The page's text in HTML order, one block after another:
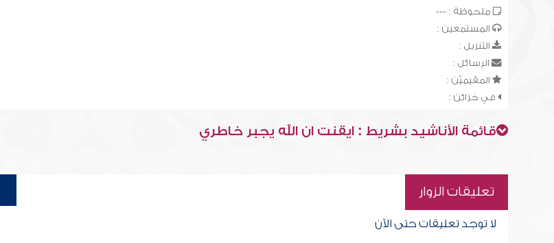
ملحوظة : ---
المستمعين :
التنزيل :
الرسائل :
المقيميّن :
في خزائن :
قائمة الأناشيد بشريط : ايقنت ان الله يجبر خاطري
تعليقات الزوار
لا توجد تعليقات حتى الآن